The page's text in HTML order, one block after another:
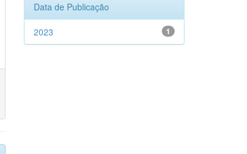
Data de Publicação
1
2023